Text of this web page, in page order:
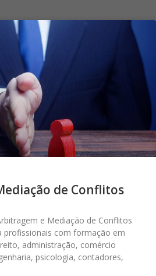
de Conflitos
e Mediação de Conflitos
profissionais com formação em
administração, comércio
psicologia, contadores,